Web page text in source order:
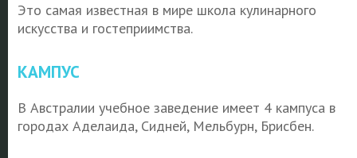
Это самая известная в мире школа кулинарного
искусства и гостеприимства.
КАМПУС
В Австралии учебное заведение имеет 4 кампуса в
городах Аделаида, Сидней, Мельбурн, Брисбен.